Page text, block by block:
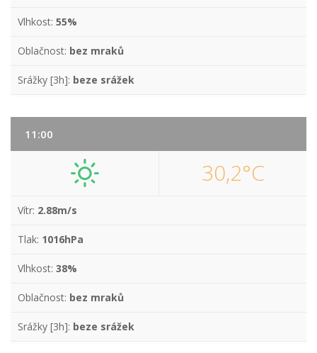
Vlhkost: 55%
Oblačnost: bez mraků
Srážky [3h]: beze srážek
11:00
30,2°C
Vítr: 2.88m/s
Tlak: 1016hPa
Vlhkost: 38%
Oblačnost: bez mraků
Srážky [3h]: beze srážek